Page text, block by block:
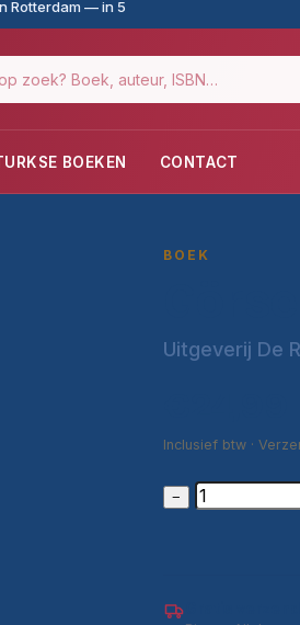
Rotterdam — in 5
BOEKEN CONTACT
BOEK
Uitgeverij De
Inclusief btw ·
−